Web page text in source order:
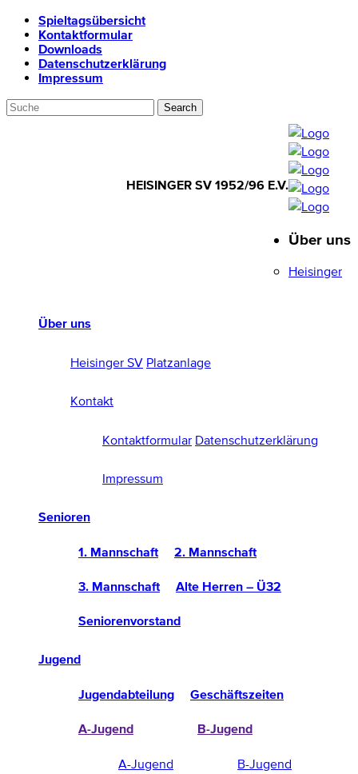
Spieltagsübersicht
Kontaktformular
Downloads
Datenschutzerklärung
Impressum
HEISINGER SV 1952/96 E.V.
1952/96 E.V.
Über uns
Heisinger SV Platzanlage
Kontakt
Kontaktformular Datenschutzerklärung
Impressum
Senioren
1. Mannschaft 2. Mannschaft
3. Mannschaft Alte Herren – Ü32
Seniorenvorstand
Jugend
Jugendabteilung Geschäftszeiten
A-Jugend
A-Jugend
B-Jugend
B-Jugend
Über uns
Heisinger